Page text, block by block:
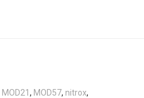
MOD21 , MOD57, nitrox,